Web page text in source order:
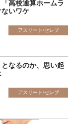
高校通算ホームラ
ないワケ
アスリート/セレブ
なるのか、思い起
アスリート/セレブ